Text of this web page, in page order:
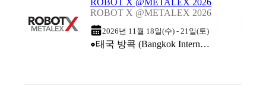
ROBOT X @METALEX 2026
ROBOT X @METALEX 2026
2026년 11월 18일(수) - 21일(토)
태국 방콕 (Bangkok International Trade & Exhibition Centre (BITEC))